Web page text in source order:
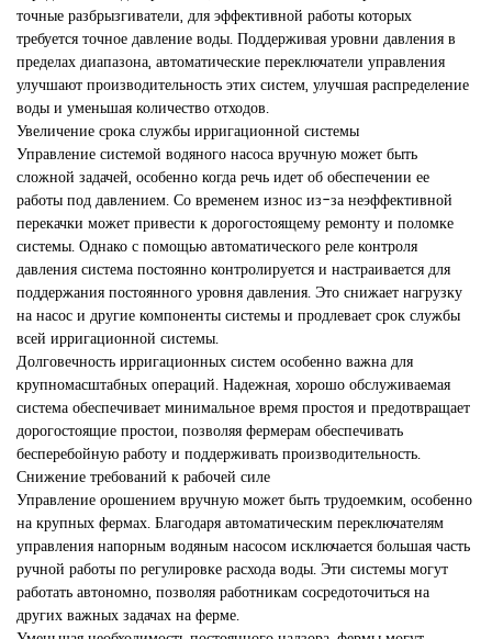
точные разбрызгиватели, для эффективной работы которых
требуется точное давление воды. Поддерживая уровни давления в
пределах диапазона, автоматические переключатели управления
улучшают производительность этих систем, улучшая распределение
воды и уменьшая количество отходов.
Увеличение срока службы ирригационной системы
Управление системой водяного насоса вручную может быть
сложной задачей, особенно когда речь идет об обеспечении ее
работы под давлением. Со временем износ из-за неэффективной
перекачки может привести к дорогостоящему ремонту и поломке
системы. Однако с помощью автоматического реле контроля
давления система постоянно контролируется и настраивается для
поддержания постоянного уровня давления. Это снижает нагрузку
на насос и другие компоненты системы и продлевает срок службы
всей ирригационной системы.
Долговечность ирригационных систем особенно важна для
крупномасштабных операций. Надежная, хорошо обслуживаемая
система обеспечивает минимальное время простоя и предотвращает
дорогостоящие простои, позволяя фермерам обеспечивать
бесперебойную работу и поддерживать производительность.
Снижение требований к рабочей силе
Управление орошением вручную может быть трудоемким, особенно
на крупных фермах. Благодаря автоматическим переключателям
управления напорным водяным насосом исключается большая часть
ручной работы по регулировке расхода воды. Эти системы могут
работать автономно, позволяя работникам сосредоточиться на
других важных задачах на ферме.